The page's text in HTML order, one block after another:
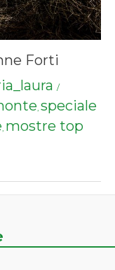
Forti
/
, speciale
, mostre top